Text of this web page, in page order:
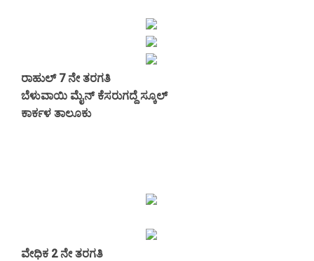
ರಾಹುಲ್ 7 ನೇ ತರಗತಿ
ಬೆಳುವಾಯಿ ಮೈನ್ ಕೆಸರುಗದ್ದೆ ಸ್ಕೂಲ್
ಕಾರ್ಕಳ ತಾಲೂಕು
ವೇಧಿಕ 2 ನೇ ತರಗತಿ